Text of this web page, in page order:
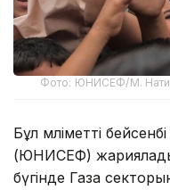
Фото: ЮНИСЕФ/М.
Бұл мәліметті
(ЮНИСЕФ)
бүгінде Газа